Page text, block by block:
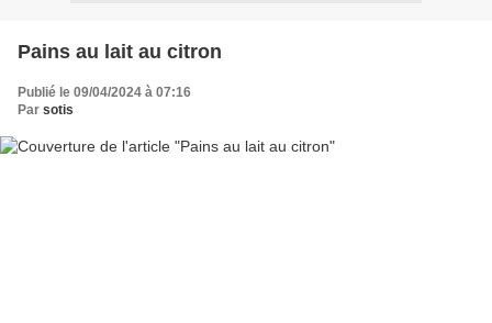
Pains au lait au citron
Publié le 09/04/2024 à 07:16
Par sotis